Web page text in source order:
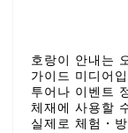
호랑이 안내는
가이드 미디어
투어나 이벤트
체재에 사용할
실제로 체험・